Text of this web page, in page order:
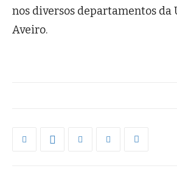
nos diversos departamentos da
Aveiro.